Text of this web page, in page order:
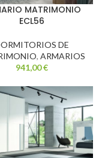
MATRIMONIO
ECL56
DE
, ARMARIOS
941,00€